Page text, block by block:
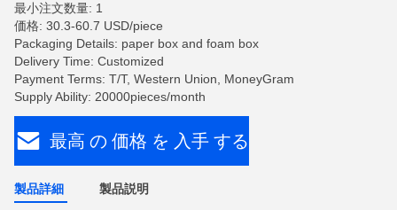
最小注文数量: 1
価格: 30.3-60.7 USD/piece
Packaging Details: paper box and foam box
Delivery Time: Customized
Payment Terms: T/T, Western Union, MoneyGram
Supply Ability: 20000pieces/month
最高 の 価格 を 入手 する
製品詳細 製品説明